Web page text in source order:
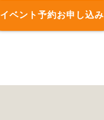
イベント予約お申し込み